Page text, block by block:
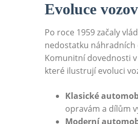
Evoluce
Po roce 1959​ začaly
nedostatku náhradních⁤
Komunitní‍ dovednosti
které ilustrují ⁣evoluci
Klasické
opravám‍ a dílům
Moderní